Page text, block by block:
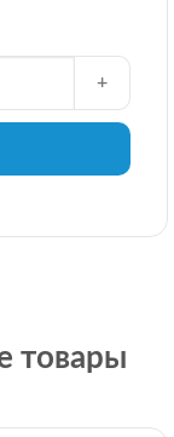
+
товары